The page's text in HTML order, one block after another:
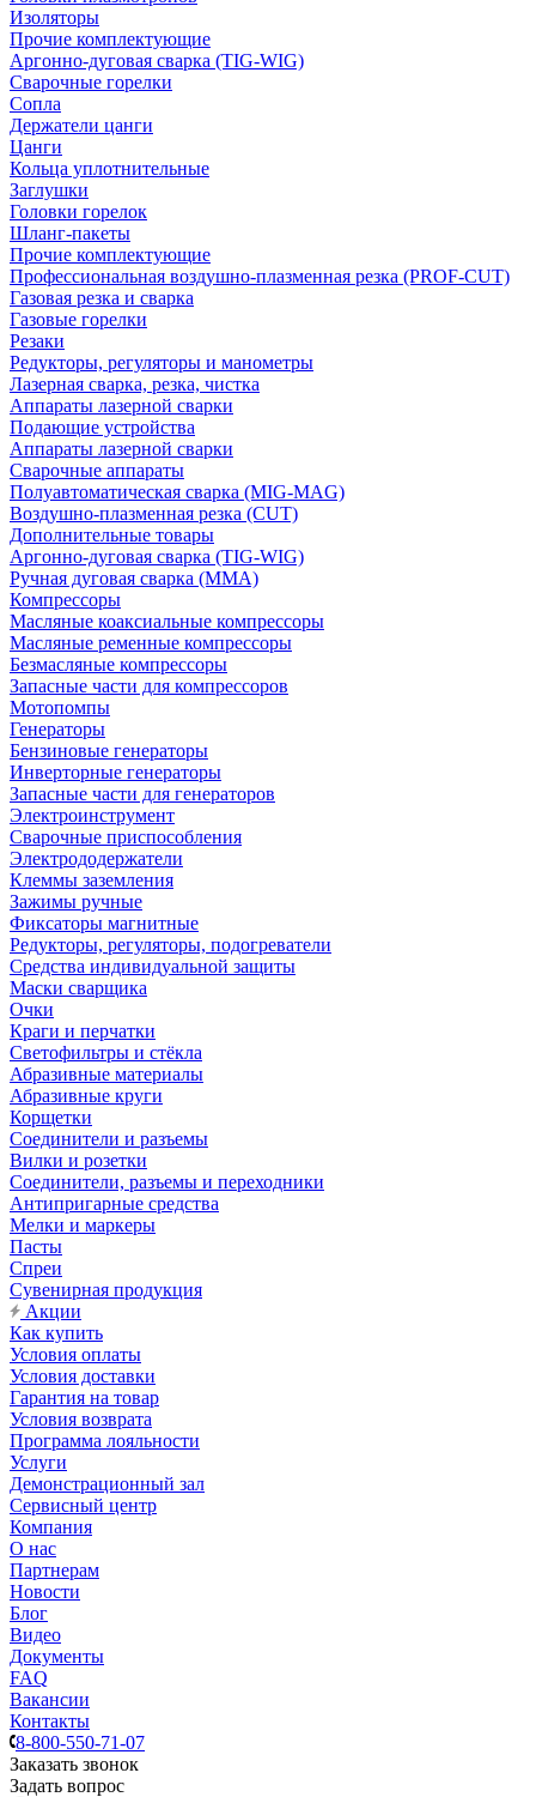
Изоляторы
Прочие комплектующие
Аргонно-дуговая сварка (TIG-WIG)
Сварочные горелки
Сопла
Держатели цанги
Цанги
Кольца уплотнительные
Заглушки
Головки горелок
Шланг-пакеты
Прочие комплектующие
Профессиональная воздушно-плазменная резка (PROF-CUT)
Газовая резка и сварка
Газовые горелки
Резаки
Редукторы, регуляторы и манометры
Лазерная сварка, резка, чистка
Аппараты лазерной сварки
Подающие устройства
Аппараты лазерной сварки
Сварочные аппараты
Полуавтоматическая сварка (MIG-MAG)
Воздушно-плазменная резка (CUT)
Дополнительные товары
Аргонно-дуговая сварка (TIG-WIG)
Ручная дуговая сварка (MMA)
Компрессоры
Масляные коаксиальные компрессоры
Масляные ременные компрессоры
Безмасляные компрессоры
Запасные части для компрессоров
Мотопомпы
Генераторы
Бензиновые генераторы
Инверторные генераторы
Запасные части для генераторов
Электроинструмент
Сварочные приспособления
Электрододержатели
Клеммы заземления
Зажимы ручные
Фиксаторы магнитные
Редукторы, регуляторы, подогреватели
Средства индивидуальной защиты
Маски сварщика
Очки
Краги и перчатки
Светофильтры и стёкла
Абразивные материалы
Абразивные круги
Корщетки
Соединители и разъемы
Вилки и розетки
Соединители, разъемы и переходники
Антипригарные средства
Мелки и маркеры
Пасты
Спреи
Сувенирная продукция
Акции
Как купить
Условия оплаты
Условия доставки
Гарантия на товар
Условия возврата
Программа лояльности
Услуги
Демонстрационный зал
Сервисный центр
Компания
О нас
Партнерам
Новости
Блог
Видео
Документы
FAQ
Вакансии
Контакты
8-800-550-71-07
Заказать звонок
Задать вопрос